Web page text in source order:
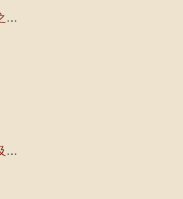
近三年曾發生非洲豬瘟之國家（地區）一覽
預防非洲豬瘟消毒方式及可選用消毒劑種類